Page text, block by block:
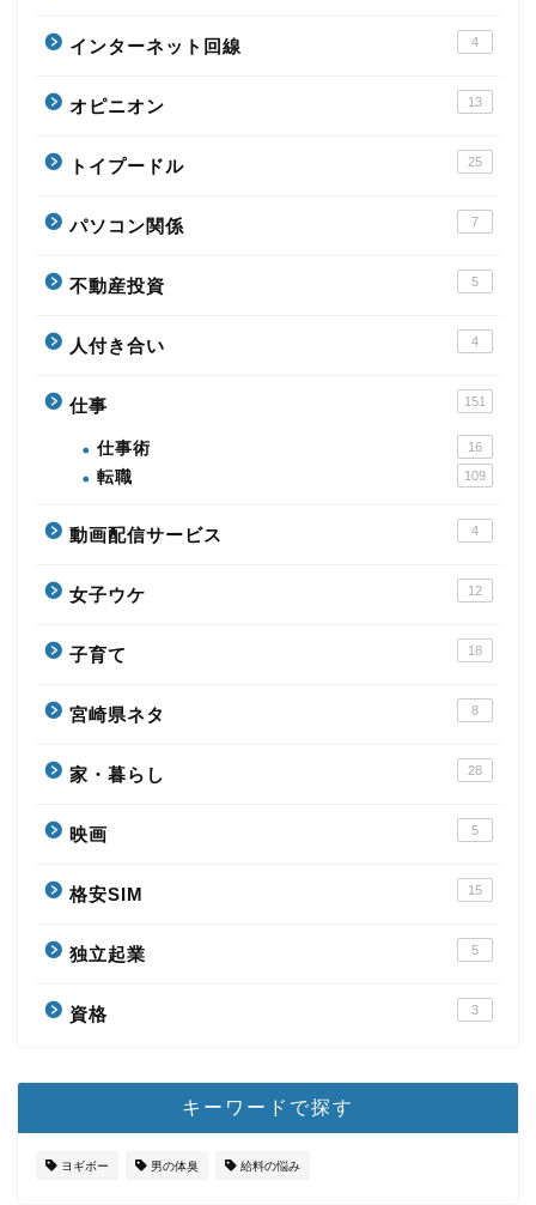
インターネット回線 4
オピニオン 13
トイプードル 25
パソコン関係 7
不動産投資 5
人付き合い 4
仕事 151
仕事術 16
転職 109
動画配信サービス 4
女子ウケ 12
子育て 18
宮崎県ネタ 8
家・暮らし 28
映画 5
格安SIM 15
独立起業 5
資格 3
キーワードで探す
ヨギボー 男の体臭 給料の悩み